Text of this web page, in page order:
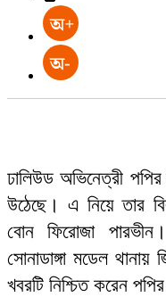
ঢালিউড অভিনেত্রী
উঠেছে। এ নিয়ে তার
বোন ফিরোজা
সোনাডাঙ্গা মডেল থানায়
খবরটি নিশ্চিত করেন